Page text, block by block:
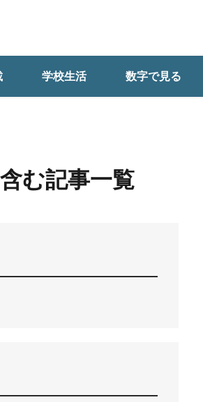
学校生活 数字で見る
む記事一覧